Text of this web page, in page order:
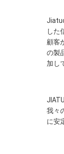
した
顧客
の製
加し
我々
に安